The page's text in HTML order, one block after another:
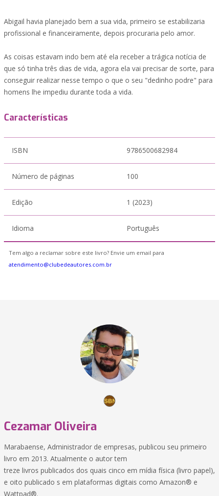
Abigail havia planejado bem a sua vida, primeiro se estabilizaria
profissional e financeiramente, depois procuraria pelo amor.
As coisas estavam indo bem até ela receber a trágica notícia de
que só tinha três dias de vida, agora ela vai precisar de sorte, para
conseguir realizar nesse tempo o que o seu "dedinho podre" para
homens lhe impediu durante toda a vida.
Características
ISBN 9786500682984
Número de páginas 100
Edição 1 (2023)
Idioma Português
Tem algo a reclamar sobre este livro? Envie um email para
atendimento@clubedeautores.com.br
Cezamar Oliveira
Marabaense, Administrador de empresas, publicou seu primeiro
livro em 2013. Atualmente o autor tem
treze livros publicados dos quais cinco em mídia física (livro papel),
e oito publicado s em plataformas digitais como Amazon® e
Wattpad®.